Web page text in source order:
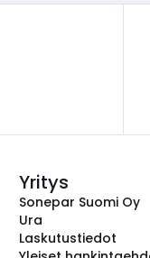
Yritys
Sonepar Suomi Oy
Ura
Laskutustiedot